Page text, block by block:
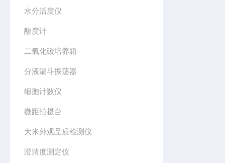
水分活度仪
酸度计
二氧化碳培养箱
分液漏斗振荡器
细胞计数仪
微距拍摄台
大米外观品质检测仪
澄清度测定仪